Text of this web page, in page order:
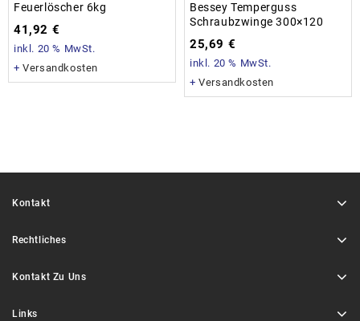
Feuerlöscher 6kg
41,92 €
inkl. 20 % MwSt.
+Versandkosten
Bessey Temperguss
Schraubzwinge 300×120
25,69 €
inkl. 20 % MwSt.
+Versandkosten
Kontakt
Rechtliches
Kontakt Zu Uns
Links